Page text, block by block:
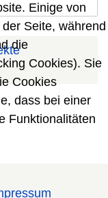
Einige von
Seite, während
die
Cookies). Sie
Cookies
dass bei einer
Funktionalitäten